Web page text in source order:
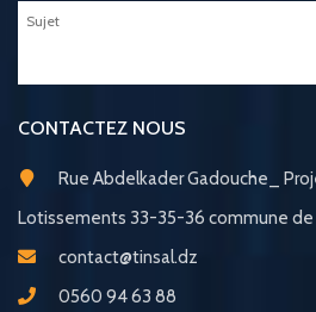
CONTACTEZ NOUS
Rue Abdelkader Gadouche_
Lotissements 33-35-36 commune de
contact@tinsal.dz
0560 94 63 88